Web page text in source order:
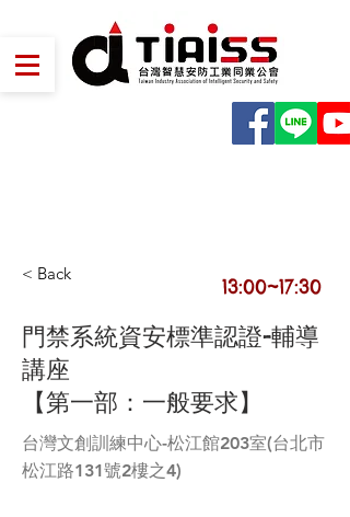
< Back
13:00~17:30
門禁系統資安標準認證-輔導
講座
【第一部：一般要求】
台灣文創訓練中心-松江館203室(台北市
松江路131號2樓之4)